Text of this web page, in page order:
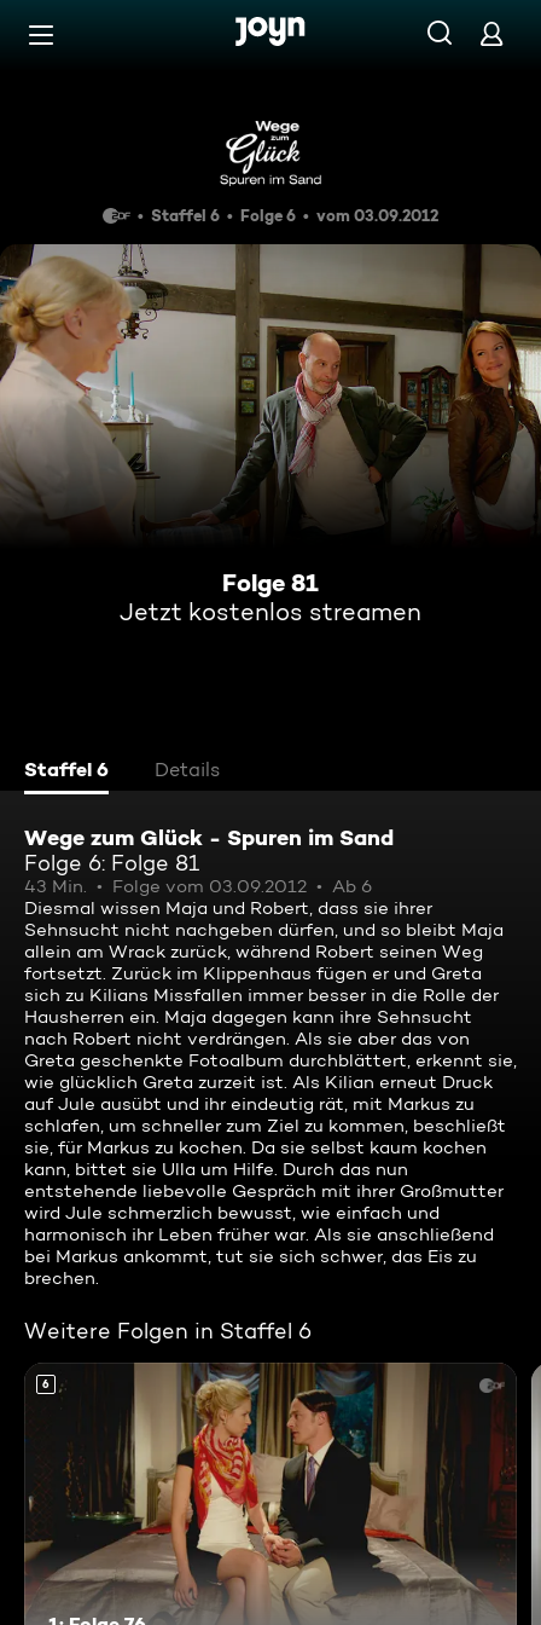
Zum Inhalt springen
Folge 81
Staffel 6 Folge 6 vom 03.09.2012
Folge 81
Jetzt kostenlos streamen
Staffel 6 Details
Wege zum Glück - Spuren im Sand
Folge 6: Folge 81
43 Min. Folge vom 03.09.2012
Ab 6
Diesmal wissen Maja und Robert, dass sie ihrer
Sehnsucht nicht nachgeben dürfen, und so bleibt Maja
allein am Wrack zurück, während Robert seinen Weg
fortsetzt. Zurück im Klippenhaus fügen er und Greta
sich zu Kilians Missfallen immer besser in die Rolle der
Hausherren ein. Maja dagegen kann ihre Sehnsucht
nach Robert nicht verdrängen. Als sie aber das von
Greta geschenkte Fotoalbum durchblättert, erkennt sie,
wie glücklich Greta zurzeit ist. Als Kilian erneut Druck
auf Jule ausübt und ihr eindeutig rät, mit Markus zu
schlafen, um schneller zum Ziel zu kommen, beschließt
sie, für Markus zu kochen. Da sie selbst kaum kochen
kann, bittet sie Ulla um Hilfe. Durch das nun
entstehende liebevolle Gespräch mit ihrer Großmutter
wird Jule schmerzlich bewusst, wie einfach und
harmonisch ihr Leben früher war. Als sie anschließend
bei Markus ankommt, tut sie sich schwer, das Eis zu
brechen.
Weitere Folgen in Staffel 6
6